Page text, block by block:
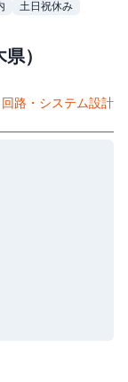
土日祝休み
）
回路・システム設計